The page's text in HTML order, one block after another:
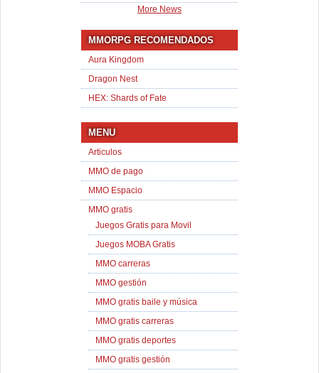
More News
MMORPG RECOMENDADOS
Aura Kingdom
Dragon Nest
HEX: Shards of Fate
MENU
Articulos
MMO de pago
MMO Espacio
MMO gratis
Juegos Gratis para Movil
Juegos MOBA Gratis
MMO carreras
MMO gestión
MMO gratis baile y música
MMO gratis carreras
MMO gratis deportes
MMO gratis gestión